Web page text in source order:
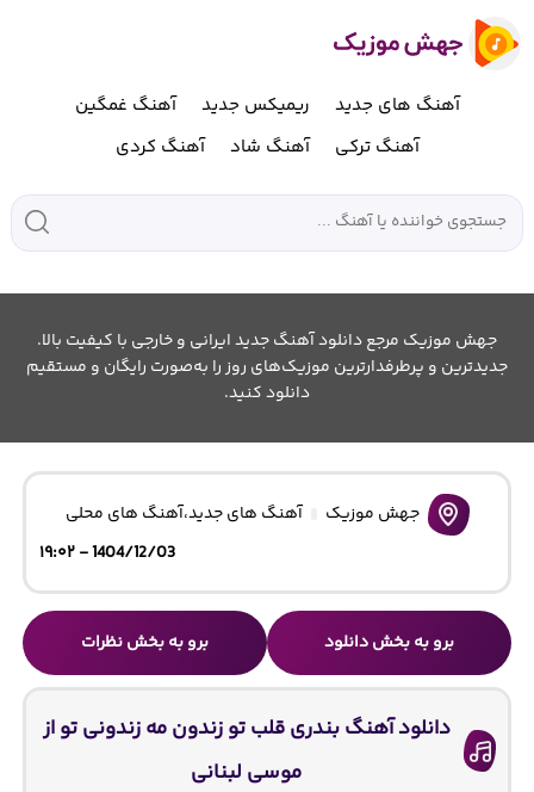
آهنگ های جدید ریمیکس جدید
آهنگ غمگین
آهنگ ترکی
آهنگ شاد آهنگ کردی
جهش موزیک مرجع دانلود آهنگ جدید ایرانی و خارجی با کیفیت بالا.
جدیدترین و پرطرفدارترین موزیک‌های روز را به‌صورت رایگان و مستقیم
دانلود کنید.
جهش موزیک آهنگ های جدید،آهنگ های محلی
1404/12/03 - ۱۹:۰۲
برو به بخش دانلود برو به بخش نظرات
دانلود آهنگ بندری قلب تو زندون مه زندونی تو از
موسی لبنانی